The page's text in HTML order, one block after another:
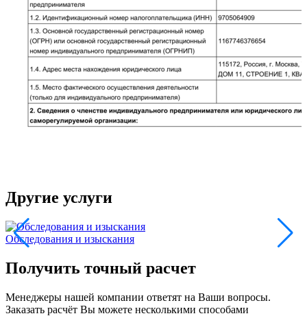
Другие услуги
Обследования и изыскания
Получить точный расчет
Менеджеры нашей компании ответят на Ваши вопросы.
Заказать расчёт Вы можете несколькими способами